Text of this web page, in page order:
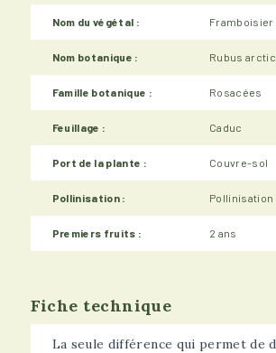
Nom du végétal : Framboisier
Nom botanique : Rubus
Famille botanique : Rosacées
Feuillage : Caduc
Port de la plante : Couvre-sol
Pollinisation :
Premiers fruits : 2 ans
Fiche technique
La seule différence qui permet de